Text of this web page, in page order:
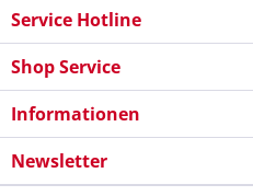
Service Hotline
Shop Service
Informationen
Newsletter